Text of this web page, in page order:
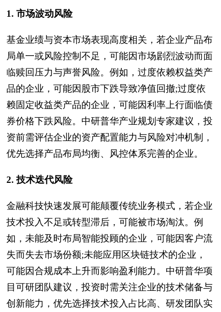
1. 市场波动风险
基金业绩与资本市场表现高度相关，若企业产品布
局单一或风险控制不足，可能因市场剧烈波动而面
临赎回压力与声誉风险。例如，过度依赖权益类产
品的企业，可能因股市下跌导致净值回撤;过度依
赖固定收益类产品的企业，可能因利率上行面临债
券价格下跌风险。中研普华产业规划专家建议，投
资前需评估企业的资产配置能力与风险对冲机制，
优先选择产品布局均衡、风控体系完善的企业。
2. 技术迭代风险
金融科技快速发展可能颠覆传统业务模式，若企业
技术投入不足或转型滞后，可能被市场淘汰。例
如，未能及时布局智能投顾的企业，可能因客户流
失而失去市场份额;未能应用区块链技术的企业，
可能因合规成本上升而影响盈利能力。中研普华项
目可研团队建议，投资时需关注企业的技术储备与
创新能力，优先选择技术投入占比高、研发团队实